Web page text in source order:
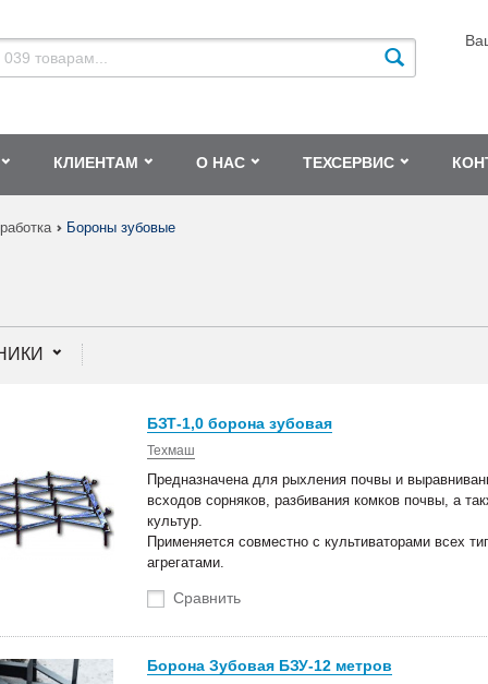
КЛИЕНТАМ О НАС ТЕХСЕРВИС
Бороны зубовые
БЗТ-1,0 борона зубовая
Техмаш
Предназначена для рыхления почвы и
всходов сорняков, разбивания комков почвы, а
культур.
Применяется совместно с культиваторами всех
агрегатами.
Сравнить
Борона Зубовая БЗУ-12 метров